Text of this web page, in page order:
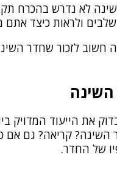
לא נדרש בהכרח
ולראות כיצד
חשוב לזכור שחדר
השינה
את הייעוד
השינה? קריאה? גם אם
של החדר.